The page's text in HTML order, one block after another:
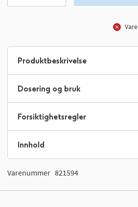
Produktbeskrivelse
Dosering og bruk
Forsiktighetsregler
Innhold
Varenummer 821594